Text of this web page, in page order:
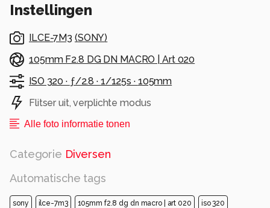
Instellingen
ILCE-7M3 (SONY)
105mm F2.8 DG DN MACRO | Art 020
ISO 320 · ƒ/2.8 · 1/125s · 105mm
Flitser uit, verplichte modus
Alle foto informatie tonen
Categorie Diversen
Automatische tags
sony ilce-7m3 105mm f2.8 dg dn macro | art 020 iso 320